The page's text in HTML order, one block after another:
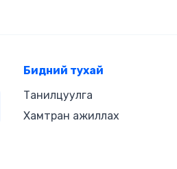
Бидний тухай
Танилцуулга
Хамтран ажиллах